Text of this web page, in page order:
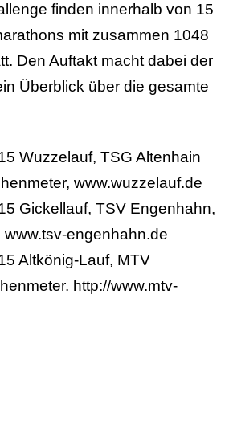
finden innerhalb von 15
mit zusammen 1048
Den Auftakt macht dabei der
Überblick über die gesamte
Wuzzelauf, TSG Altenhain
www.wuzzelauf.de
Gickellauf, TSV Engenhahn,
engenhahn.de
Altkönig-Lauf, MTV
http://www.mtv-